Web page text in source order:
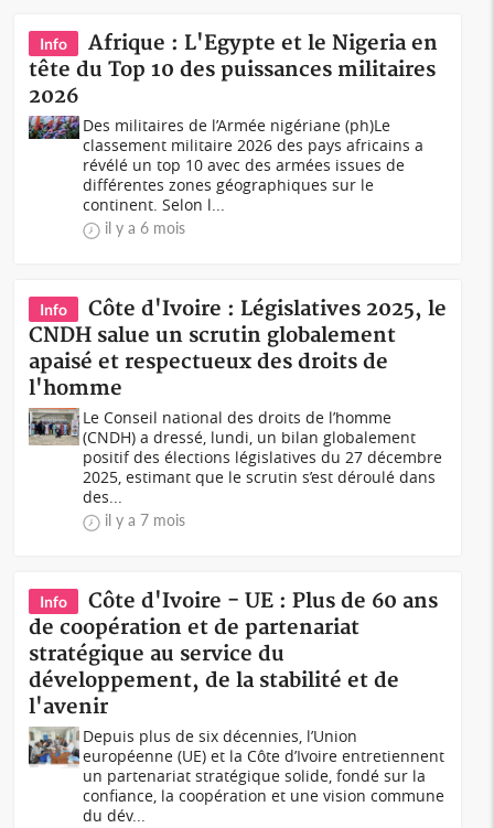
Info
Afrique : L'Egypte et le Nigeria en
tête du Top 10 des puissances militaires
2026
Des militaires de l’Armée nigériane (ph)Le
classement militaire 2026 des pays africains a
révélé un top 10 avec des armées issues de
différentes zones géographiques sur le
continent. Selon l...
il y a 6 mois
Info
Côte d'Ivoire : Législatives 2025, le
CNDH salue un scrutin globalement
apaisé et respectueux des droits de
l'homme
Le Conseil national des droits de l’homme
(CNDH) a dressé, lundi, un bilan globalement
positif des élections législatives du 27 décembre
2025, estimant que le scrutin s’est déroulé dans
des...
il y a 7 mois
Info
Côte d'Ivoire - UE : Plus de 60 ans
de coopération et de partenariat
stratégique au service du
développement, de la stabilité et de
l'avenir
Depuis plus de six décennies, l’Union
européenne (UE) et la Côte d’Ivoire entretiennent
un partenariat stratégique solide, fondé sur la
confiance, la coopération et une vision commune
du dév...